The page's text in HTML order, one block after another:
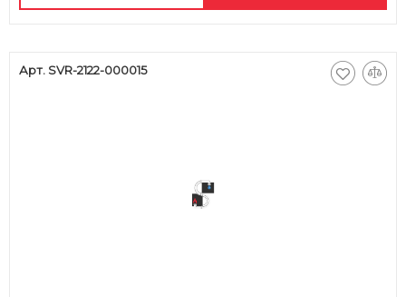
Арт. SVR-2122-000015